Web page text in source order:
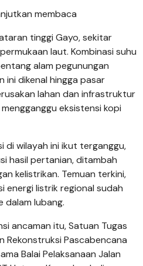
membaca
tinggi Gayo, sekitar
laut. Kombinasi suhu
alam pegunungan
ini dikenal hingga pasar
lahan dan infrastruktur
eksistensi kopi
di wilayah ini ikut terganggu,
hasil pertanian, ditambah
kelistrikan. Temuan terkini,
energi listrik regional sudah
dalam lubang.
ancaman itu, Satuan Tugas
Rekonstruksi Pascabencana
Balai Pelaksanaan Jalan